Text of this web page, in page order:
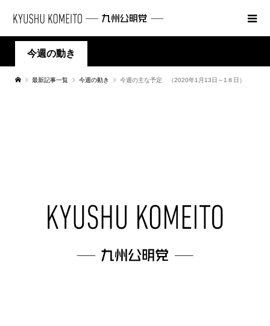
今週の動き
最新記事一覧 今週の動き 今週の主な予定 （2020年1月13日～1８日）